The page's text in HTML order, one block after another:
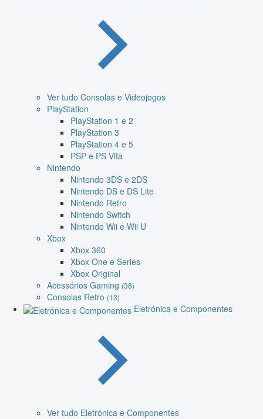
Ver tudo Consolas e Videojogos
PlayStation
PlayStation 1 e 2
PlayStation 3
PlayStation 4 e 5
PSP e PS Vita
Nintendo
Nintendo 3DS e 2DS
Nintendo DS e DS Lite
Nintendo Retro
Nintendo Switch
Nintendo Wii e Wii U
Xbox
Xbox 360
Xbox One e Series
Xbox Original
Acessórios Gaming (38)
Consolas Retro (13)
Eletrónica e Componentes
Ver tudo Eletrónica e Componentes